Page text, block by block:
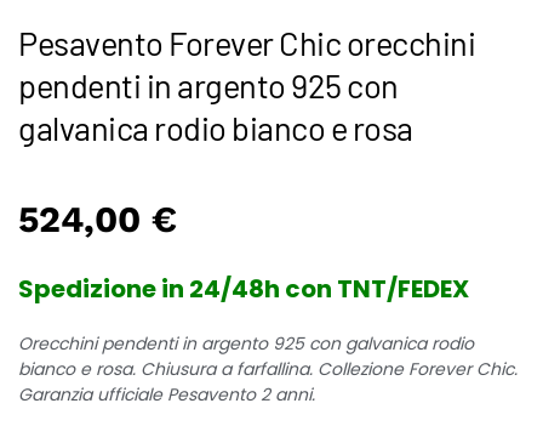
Pesavento Forever Chic orecchini
pendenti in argento 925 con
galvanica rodio bianco e rosa
524,00 €
Spedizione in 24/48h con TNT/FEDEX
Orecchini pendenti in argento 925 con galvanica rodio
bianco e rosa. Chiusura a farfallina. Collezione Forever Chic.
Garanzia ufficiale Pesavento 2 anni.